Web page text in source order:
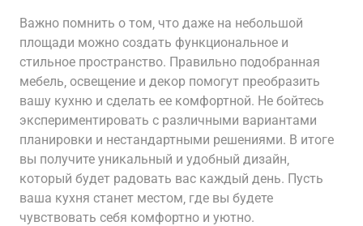
Важно помнить о том‚ что даже на небольшой
площади можно создать функциональное и
стильное пространство. Правильно подобранная
мебель‚ освещение и декор помогут преобразить
вашу кухню и сделать ее комфортной. Не бойтесь
экспериментировать с различными вариантами
планировки и нестандартными решениями. В итоге
вы получите уникальный и удобный дизайн‚
который будет радовать вас каждый день. Пусть
ваша кухня станет местом‚ где вы будете
чувствовать себя комфортно и уютно.